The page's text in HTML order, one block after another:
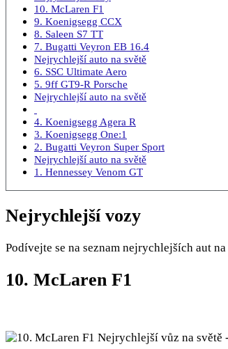
10. McLaren F1
9. Koenigsegg CCX
8. Saleen S7 TT
7. Bugatti Veyron EB 16.4
Nejrychlejší auto na světě
6. SSC Ultimate Aero
5. 9ff GT9-R Porsche
Nejrychlejší auto na světě
4. Koenigsegg Agera R
3. Koenigsegg One:1
2. Bugatti Veyron Super Sport
Nejrychlejší auto na světě
1. Hennessey Venom GT
Nejrychlejší vozy
Podívejte se na seznam nejrychlejších aut
10. McLaren F1